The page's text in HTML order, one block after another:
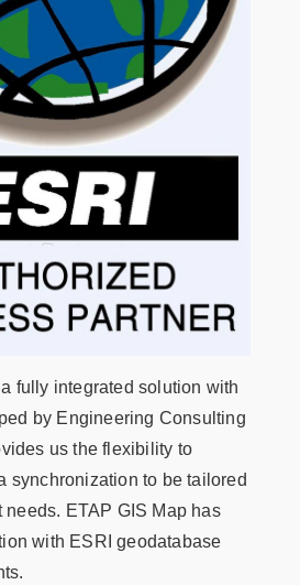
fully integrated solution with
by Engineering Consulting
us the flexibility to
synchronization to be tailored
ETAP GIS Map has
with ESRI geodatabase